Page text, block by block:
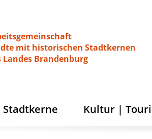
mit historischen Stadtkernen
Landes Brandenburg
Kultur |